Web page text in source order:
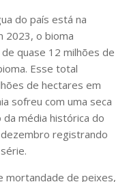
do país está na
2023, o bioma
quase 12 milhões de
Esse total
de hectares em
sofreu com uma seca
média histórica do
registrando
mortandade de peixes,